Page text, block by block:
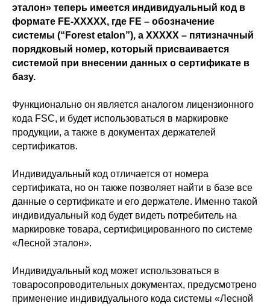
эталон» теперь имеется индивидуальный код в
формате FE-XXXXX, где FE – обозначение
системы (“Forest etalon”), а XXXXX – пятизначный
порядковый номер, который присваивается
системой при внесении данных о сертификате в
базу.
Функционально он является аналогом лицензионного
кода FSC, и будет использоваться в маркировке
продукции, а также в документах держателей
сертификатов.
Индивидуальный код отличается от номера
сертификата, но он также позволяет найти в базе все
данные о сертификате и его держателе. Именно такой
индивидуальный код будет видеть потребитель на
маркировке товара, сертифицированного по системе
«Лесной эталон».
Индивидуальный код может использоваться в
товаросопроводительных документах, предусмотрено
применение индивидуального кода системы «Лесной